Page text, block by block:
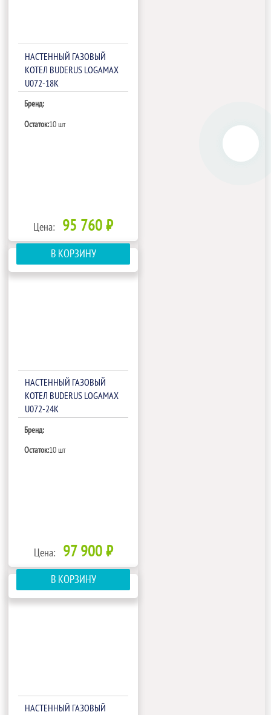
НАСТЕННЫЙ ГАЗОВЫЙ
КОТЕЛ BUDERUS LOGAMAX
U072-18K
Бренд:
Остаток:10 шт
Цена: 95 760 ₽
В КОРЗИНУ
НАСТЕННЫЙ ГАЗОВЫЙ
КОТЕЛ BUDERUS LOGAMAX
U072-24K
Бренд:
Остаток:10 шт
Цена: 97 900 ₽
В КОРЗИНУ
НАСТЕННЫЙ ГАЗОВЫЙ